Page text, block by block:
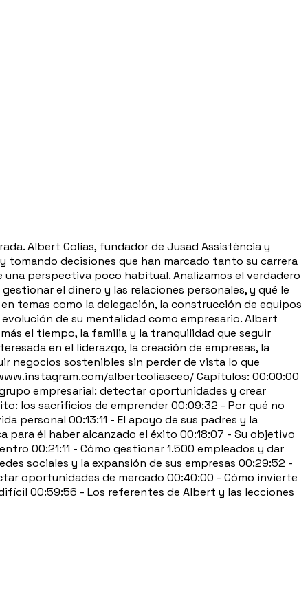
Albert Colías, fundador de Jusad Assistència y
tomando decisiones que han marcado tanto su carrera
perspectiva poco habitual. Analizamos el verdadero
el dinero y las relaciones personales, y qué le
temas como la delegación, la construcción de equipos
de su mentalidad como empresario. Albert
el tiempo, la familia y la tranquilidad que seguir
en el liderazgo, la creación de empresas, la
negocios sostenibles sin perder de vista lo que
albertcoliasceo/ Capítulos: 00:00:00
empresarial: detectar oportunidades y crear
los sacrificios de emprender 00:09:32 - Por qué no
personal 00:13:11 - El apoyo de sus padres y la
para él haber alcanzado el éxito 00:18:07 - Su objetivo
00:21:11 - Cómo gestionar 1.500 empleados y dar
sociales y la expansión de sus empresas 00:29:52 -
oportunidades de mercado 00:40:00 - Cómo invierte
00:59:56 - Los referentes de Albert y las lecciones